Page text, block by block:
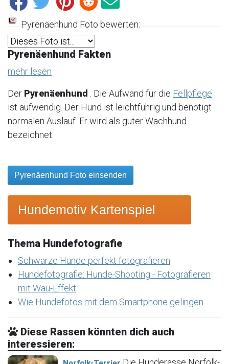
Pyrenäenhund Foto bewerten:
Pyrenäenhund Fakten
mehr lesen
Der Pyrenäenhund . Die Aufwand für die Fellpflege
ist aufwendig. Der Hund ist leichtführig und benötigt
normalen Auslauf. Er wird als guter Wachhund
bezeichnet.
Pyrenäenhund Foto einsenden
Hundemotiv Kartenspiel
Thema Hundefotografie
Schwarze Hunde perfekt fotografieren
Hundefotografie: Hunde-Shooting - Fotografieren
mit Wau-Effekt
Wie Hundefotos mit dem Smartphone gelingen
Diese Rassen könnten dich auch
interessieren: